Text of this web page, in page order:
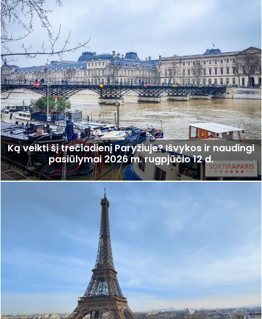
Ką veikti šį trečiadienį Paryžiuje? Išvykos ir naudingi
pasiūlymai 2026 m. rugpjūčio 12 d.